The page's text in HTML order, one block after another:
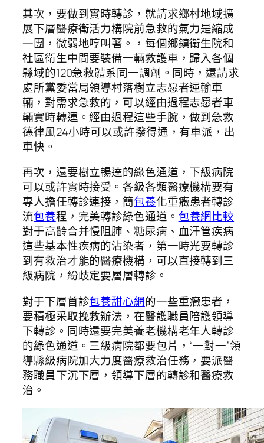
其次，要做到實時轉診，就請求鄉村地域擴
展下層醫療衛活力構院前急救的氣力是縮成
一團，微弱地哼叫著。，每個鄉鎮衛生院和
社區衛生中間要裝備一輛救護車，歸入各個
縣域的120急救體系同一調劑。同時，還請求
處所黨委當局領導村落樹立志愿者運輸車
輛，對需求急救的，可以經由過程志愿者車
輛實時轉運。經由過程這些手腕，做到急救
德律風24小時可以或許撥得通，有車派，出
車快。
再次，還要樹立暢達的綠色通道，下級病院
可以或許實時接受。各級各類醫療機構要有
專人擔任轉診連接，簡包養化重癥患者轉診
流包養程，完美轉診綠色通道。 包養網比較
對于高齡合并慢阻肺、糖尿病、血汗管疾病
這些基本性疾病的沾染者，第一時光要轉診
到有救治才能的醫療機構，可以直接轉到三
級病院，紛歧定要層層轉診。
對于下層首診包養甜心網的一些重癥患者，
要積極采取挽救辦法，在醫護職員陪護領導
下轉診。同時還要完美養老機構老年人轉診
的綠色通道。三級病院都要包片，“一對一”領
導縣級病院加大力度醫療救治任務，要派醫
務職員下沉下層，領導下層的轉診和醫療救
治。